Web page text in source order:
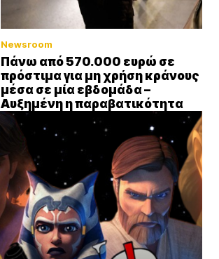
Newsroom
Πάνω από 570.000 ευρώ σε
πρόστιμα για μη χρήση κράνους
μέσα σε μία εβδομάδα –
Αυξημένη η παραβατικότητα